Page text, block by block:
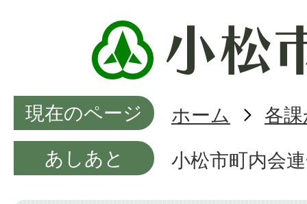
現在のページ ホーム
各
あしあと
小松市町内会